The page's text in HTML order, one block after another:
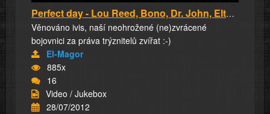
Perfect day - Lou Reed, Bono, Dr. John, Elton...
Věnováno ivis, naší neohrožené (ne)zvrácené
bojovnici za práva trýznitelů zvířat :-)
El-Magor
885x
16
Video / Jukebox
28/07/2012